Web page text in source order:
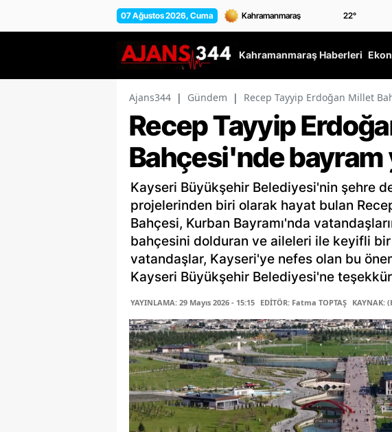
07 Ağustos 2026, Cuma 22°
Kahramanmaraş Haberleri
Ajans344 | Gündem | Recep Tayyip Erdoğan Millet
Recep Tayyip
Bahçesi'nde
Kayseri Büyükşehir Belediyesi'nin şehre
projelerinden biri olarak hayat bulan
Bahçesi, Kurban Bayramı'nda
bahçesini dolduran ve aileleri ile keyifli
vatandaşlar, Kayseri'ye nefes olan bu
Kayseri Büyükşehir Belediyesi'ne
YAYINLAMA: 29 Mayıs 2026 - 15:15 EDİTÖR: Fatma TOPTAŞ KAYNAK: